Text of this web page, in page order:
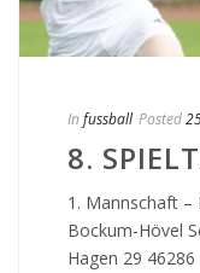
In fussball Posted
8.
1. Mannschaft –
Bockum-Hövel
Hagen 29